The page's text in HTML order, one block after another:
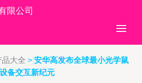
限公司
品大全 > 安华高发布全球最小光学鼠
备交互新纪元